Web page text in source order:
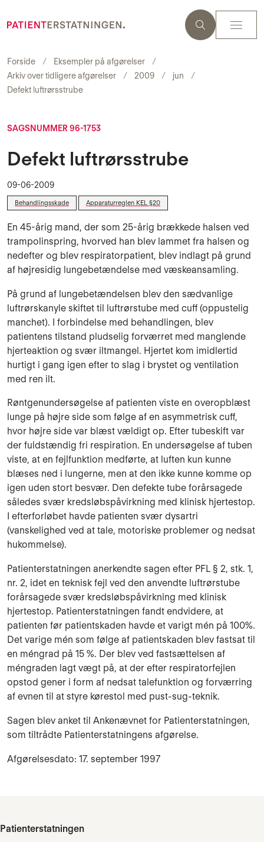
Forside
Eksempler på afgørelser
Arkiv over tidligere afgørelser
2009
jun
Defekt luftrørsstrube
SAGSNUMMER 96-1753
Defekt luftrørsstrube
09-06-2009
Behandlingsskade Apparaturreglen KEL §20
En 45-årig mand, der som 25-årig brækkede halsen ved
trampolinspring, hvorved han blev lammet fra halsen og
nedefter og blev respiratorpatient, blev indlagt på grund
af højresidig lungebetændelse med væskeansamling.
På grund af lungebetændelsen blev den sædvanlige
luftrørskanyle skiftet til luftrørstube med cuff (oppustelig
manchet). I forbindelse med behandlingen, blev
patientens tilstand pludselig forværret med manglende
hjerteaktion og svær iltmangel. Hjertet kom imidlertid
hurtigt i gang igen efter to slag i bry­stet og ventilation
med ren ilt.
Røntgenundersøgelse af patienten viste en overopblæst
lunge på højre side som følge af en asymmetrisk cuff,
hvor højre side var blæst vældigt op. Efter tubeskift var
der fuldstændig fri respiration. En undersøgelse af tuben
vi­ste, at en fejlfunktion medførte, at luften kun kunne
blæses ned i lungerne, men at den ikke kunne komme op
igen uden stort besvær. Den defekte tube forårsagede
således svær kredsløbspåvirkning med klinisk hjertestop.
I efterforløbet havde patienten svær dy­sartri
(vanskelighed ved at tale, motoriske problemer og nedsat
hu­kommelse).
Patienterstatningen anerkendte sagen efter PFL § 2, stk. 1,
nr. 2, idet en teknisk fejl ved den anvendte luftrørstube
forårsagede svær kredsløbspåvirkning med klinisk
hjerte­stop. Patienterstatningen fandt endvidere, at
patienten før patientskaden havde et va­rigt mén på 100%.
Det varige mén som følge af patientskaden blev fastsat til
en méngrad på 15 %. Der blev ved fast­sættelsen af
méngraden lagt vægt på, at der efter respiratorfejlen
opstod gener i form af nedsat talefunktion og forværring
af evnen til at styre kørestol med pust-sug-teknik.
Sagen blev anket til Ankenævnet for Patienterstatningen,
som tiltrådte Patienterstatningens afgørelse.
Afgørelsesdato: 17. september 1997
Patienterstatningen